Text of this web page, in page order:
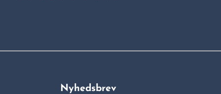
Nyhedsbrev